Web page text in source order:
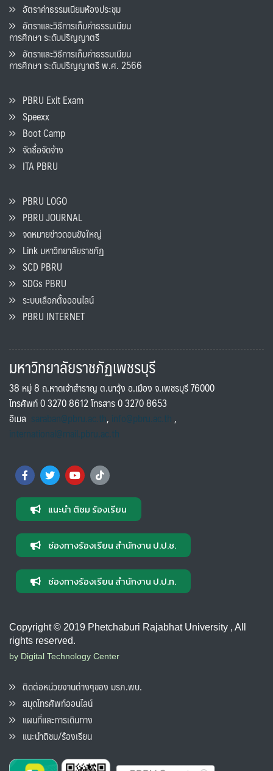
อัตราค่าธรรมเนียมห้องประชุม
อัตราและวิธีการเก็บค่าธรรมเนียน
การศึกษา ระดับปริญญาตรี
อัตราและวิธีการเก็บค่าธรรมเนียน
การศึกษา ระดับปริญญาตรี พ.ศ. 2566
PBRU Exit Exam
Speexx
Boot Camp
จัดซื้อจัดจ้าง
ITA PBRU
PBRU LOGO
PBRU JOURNAL
จดหมายข่าวดอนขังใหญ่
Link มหาวิทยาลัยราชภัฏ
SCD PBRU
SDGs PBRU
ระบบเลือกตั้งออนไลน์
PBRU INTERNET
มหาวิทยาลัยราชภัฏเพชรบุรี
38 หมู่ 8 ถ.หาดเจ้าสำราญ ต.นาวุ้ง อ.เมือง จ.เพชรบุรี 76000
โทรศัพท์ 0 3270 8612 โทรสาร 0 3270 8653
อีเมล saraban@pbru.ac.th, info@pbru.ac.th,
international@mail.pbru.ac.th
แนะนำ ติชม ร้องเรียน
ช่องทางร้องเรียน สำนักงาน ป.ป.ช.
ช่องทางร้องเรียน สำนักงาน ป.ป.ท.
Copyright © 2019 Phetchaburi Rajabhat University , All
rights reserved.
by Digital Technology Center
ติดต่อหน่วยงานต่างๆของ มรภ.พบ.
สมุดโทรศัพท์ออนไลน์
แผนที่และการเดินทาง
แนะนำติชม/ร้องเรียน